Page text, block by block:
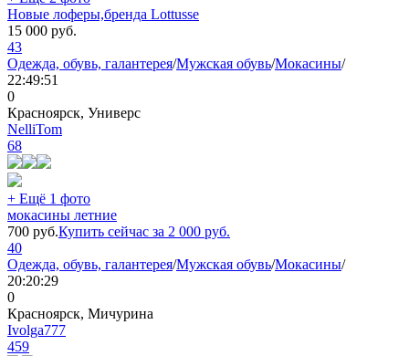
Новые лоферы,бренда Lottusse
15 000 руб.
43
Одежда, обувь, галантерея/Мужская обувь/Мокасины/
22:49:51
0
Красноярск, Универс
NelliTom
68
+ Ещё 1 фото
мокасины летние
700 руб.Купить сейчас за 2 000 руб.
40
Одежда, обувь, галантерея/Мужская обувь/Мокасины/
20:20:29
0
Красноярск, Мичурина
Ivolga777
459